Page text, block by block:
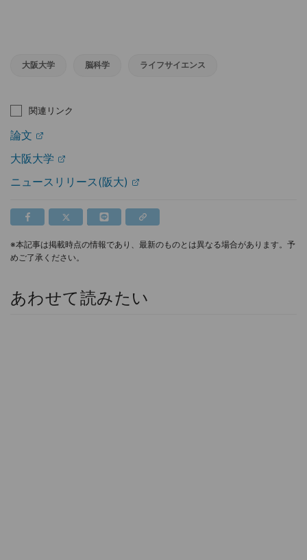
大阪大学 脳科学 ライフサイエンス
関連リンク
論文
大阪大学
ニュースリリース(阪大)
※本記事は掲載時点の情報であり、最新のものとは異なる場合があります。予
めご了承ください。
あわせて読みたい